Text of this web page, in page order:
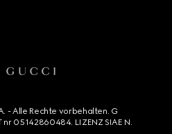
- Alle Rechte vorbehalten. G
nr 05142860484. LIZENZ SIAE N.